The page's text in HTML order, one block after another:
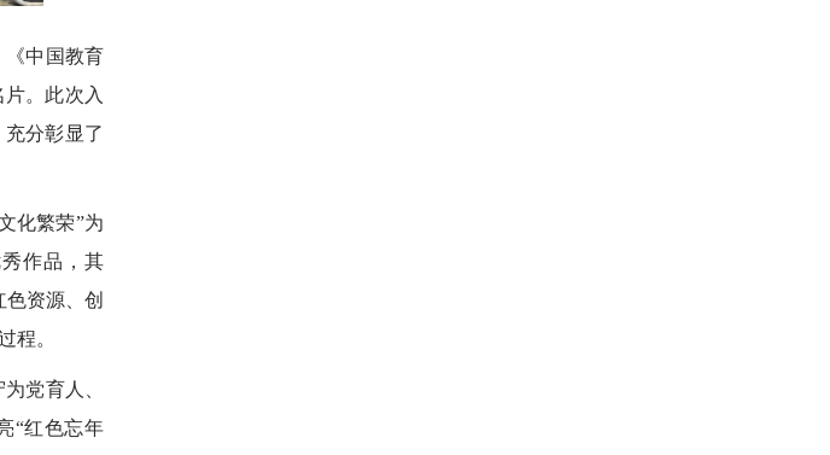
《中国教育
。此次入
分彰显了
化繁荣”为
作品，其
资源、创
程。
党育人、
“红色忘年